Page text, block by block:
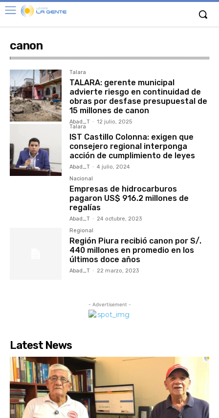
canon
Talara
TALARA: gerente municipal
advierte riesgo en continuidad de
obras por desfase presupuestal de
15 millones de canon
Abad_T - 12 julio, 2025
Talara
IST Castillo Colonna: exigen que
consejero regional interponga
acción de cumplimiento de leyes
Abad_T - 4 julio, 2024
Nacional
Empresas de hidrocarburos
pagaron US$ 916.2 millones de
regalías
Abad_T - 24 octubre, 2023
Regional
Región Piura recibió canon por S/.
440 millones en promedio en los
últimos doce años
Abad_T - 22 marzo, 2023
- Advertisement -
Latest News